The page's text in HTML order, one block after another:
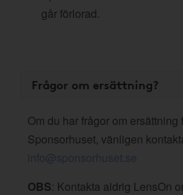
går förlorad.
Frågor om ersättning?
Om du har frågor om ersättning
Sponsorhuset, vänligen
info@sponsorhuset.se
OBS: Kontakta aldrig LensOn